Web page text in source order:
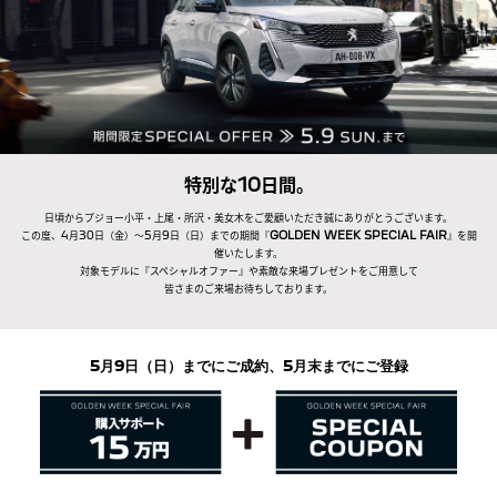
特別な10日間。
日頃からプジョー小平・上尾・所沢・美女木をご愛顧いただき誠にありがとうございます。
この度、4月30日（金）～5月9日（日）までの期間『GOLDEN WEEK SPECIAL FAIR』を開
催いたします。
対象モデルに『スペシャルオファー』や素敵な来場プレゼントをご用意して
皆さまのご来場お待ちしております。
5月9日（日）までにご成約、5月末までにご登録